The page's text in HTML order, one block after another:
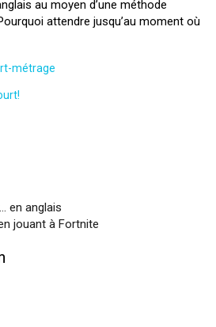
au moyen d’une méthode
attendre jusqu’au moment où
métrage
en anglais
jouant à Fortnite